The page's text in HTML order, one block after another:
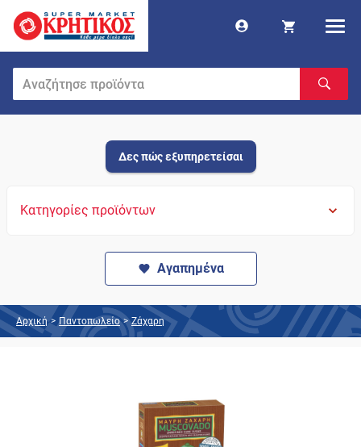
Δες πώς εξυπηρετείσαι
Κατηγορίες προϊόντων
Αγαπημένα
Αρχική > Παντοπωλείο > Ζάχαρη